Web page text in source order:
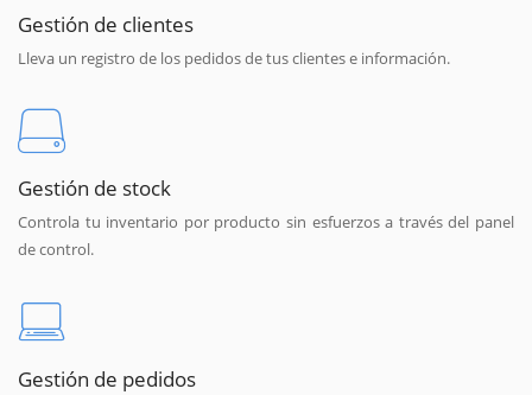
Gestión de clientes
Lleva un registro de los pedidos de tus clientes e información.
Gestión de stock
Controla tu inventario por producto sin esfuerzos a través del panel
de control.
Gestión de pedidos